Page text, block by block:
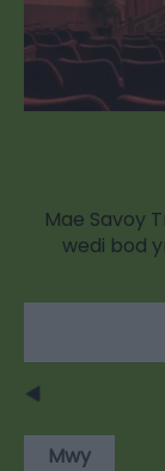
Mae Savoy
wedi bod
Mwy